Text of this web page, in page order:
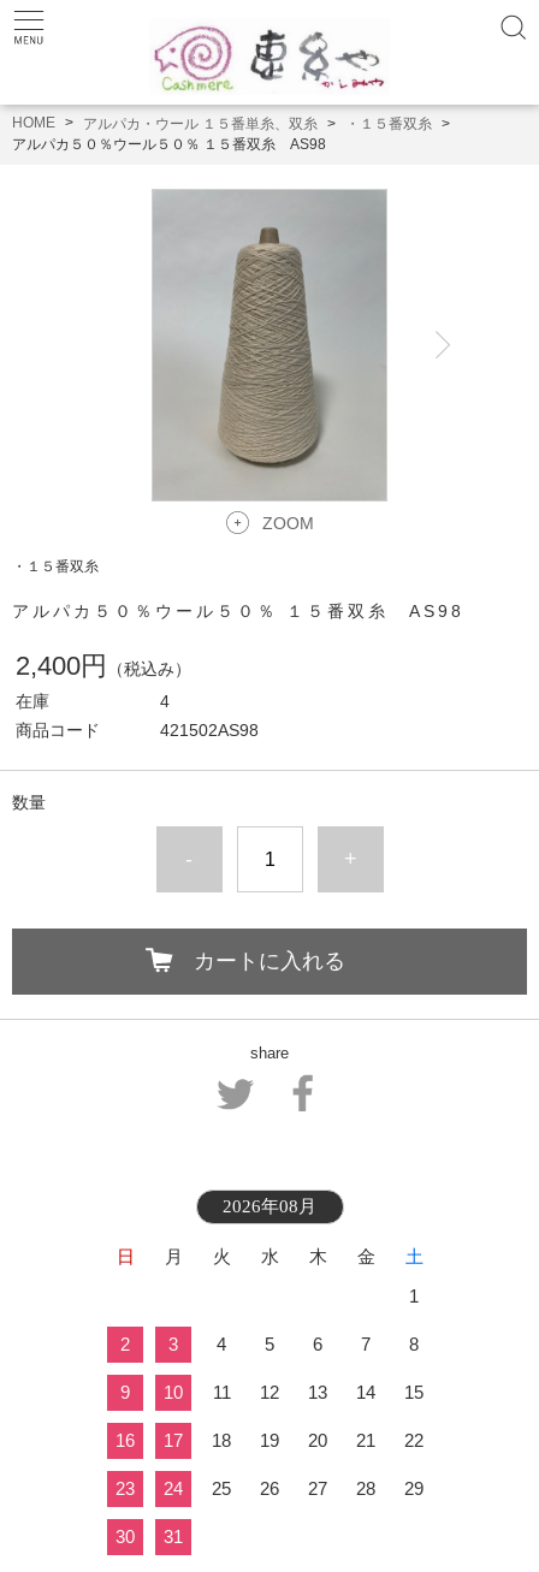
HOME アルパカ・ウール １５番単糸、双糸
・１５番双糸
アルパカ５０％ウール５０％ １５番双糸 AS98
ZOOM
・１５番双糸
アルパカ５０％ウール５０％ １５番双糸 AS98
2,400円
（税込み）
在庫
4
商品コード
421502AS98
数量
- +
カートに入れる
share
2026年08月
日 月 火 水 木 金
土
1
2 3 4 5 6 7 8
9 10 11 12 13 14 15
16 17 18 19 20 21 22
23 24 25 26 27 28 29
30 31